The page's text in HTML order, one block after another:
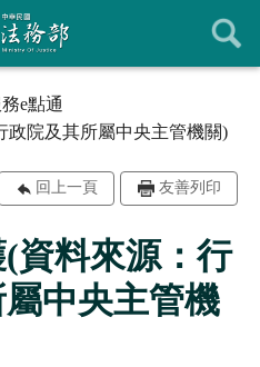
e點通
政院及其所屬中央主管機關)
回上一頁 友善列印
資料來源：行
中央主管機